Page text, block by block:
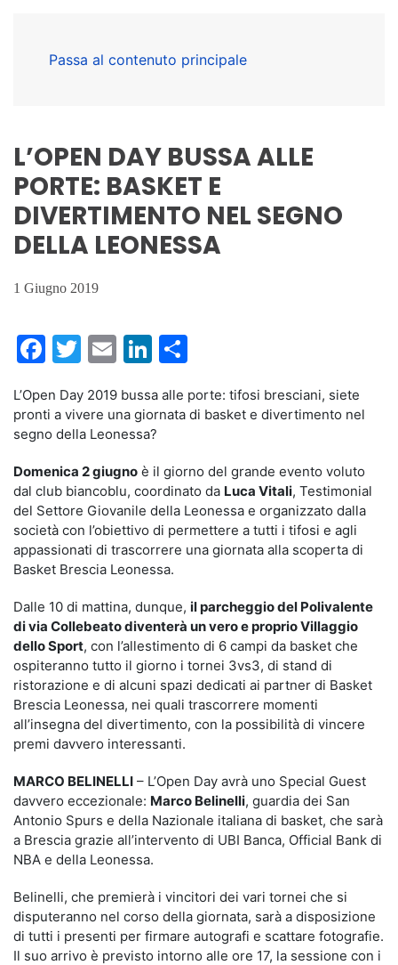
Passa al contenuto principale
L’OPEN DAY BUSSA ALLE
PORTE: BASKET E
DIVERTIMENTO NEL SEGNO
DELLA LEONESSA
1 Giugno 2019
Facebook
Twitter
EmailLinkedIn
L’Open Day 2019 bussa alle porte: tifosi bresciani, siete
pronti a vivere una giornata di basket e divertimento nel
segno della Leonessa?
Domenica 2 giugno è il giorno del grande evento voluto
dal club biancoblu, coordinato da Luca Vitali, Testimonial
del Settore Giovanile della Leonessa e organizzato dalla
società con l’obiettivo di permettere a tutti i tifosi e agli
appassionati di trascorrere una giornata alla scoperta di
Basket Brescia Leonessa.
Dalle 10 di mattina, dunque, il parcheggio del Polivalente
di via Collebeato diventerà un vero e proprio Villaggio
dello Sport, con l’allestimento di 6 campi da basket che
ospiteranno tutto il giorno i tornei 3vs3, di stand di
ristorazione e di alcuni spazi dedicati ai partner di Basket
Brescia Leonessa, nei quali trascorrere momenti
all’insegna del divertimento, con la possibilità di vincere
premi davvero interessanti.
MARCO BELINELLI – L’Open Day avrà uno Special Guest
davvero eccezionale: Marco Belinelli, guardia dei San
Antonio Spurs e della Nazionale italiana di basket, che sarà
a Brescia grazie all’intervento di UBI Banca, Official Bank di
NBA e della Leonessa.
Belinelli, che premierà i vincitori dei vari tornei che si
disputeranno nel corso della giornata, sarà a disposizione
di tutti i presenti per firmare autografi e scattare fotografie.
Il suo arrivo è previsto intorno alle ore 17, la sessione con i